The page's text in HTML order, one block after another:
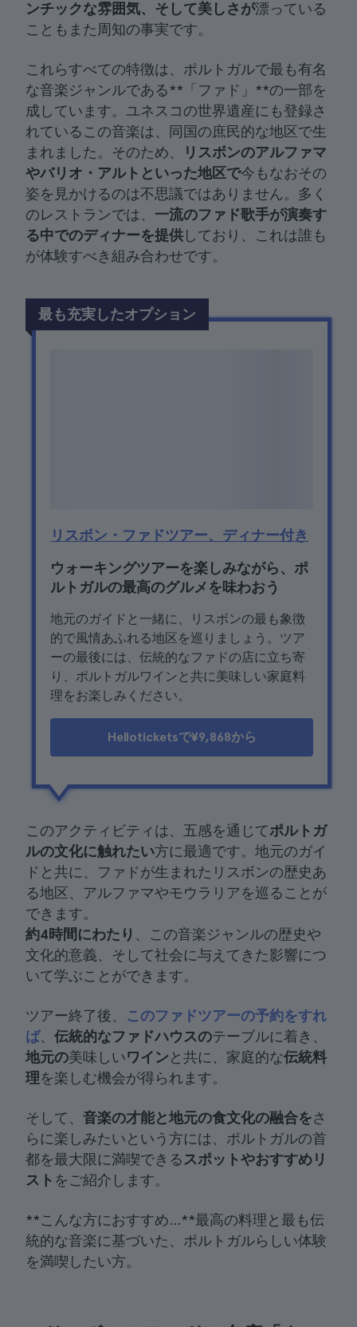
ンチックな雰囲気、そして美しさが漂っている
こともまた周知の事実です。
これらすべての特徴は、ポルトガルで最も有名
な音楽ジャンルである**「ファド」**の一部を
成しています。ユネスコの世界遺産にも登録さ
れているこの音楽は、同国の庶民的な地区で生
まれました。そのため、
リスボンのアルファマ
やバリオ・アルトといった地区で今もなおその
姿を見かけるのは不思議ではありません。多く
のレストランでは、 一流のファド歌手が演奏す
る中でのディナーを提供しており、これは誰も
が体験すべき組み合わせです。
最も充実したオプション
リスボン・ファドツアー、ディナー付き
ウォーキングツアーを楽しみながら、ポ
ルトガルの最高のグルメを味わおう
地元のガイドと一緒に、リスボンの最も象徴
的で風情あふれる地区を巡りましょう。ツア
ーの最後には、伝統的なファドの店に立ち寄
り、ポルトガルワインと共に美味しい家庭料
理をお楽しみください。
Helloticketsで¥9,868から
このアクティビティは、五感を通じてポルトガ
ルの文化に触れたい方に最適です。地元のガイ
ドと共に、ファドが生まれたリスボンの歴史あ
る地区、アルファマやモウラリアを巡ることが
できます。
約4時間にわたり
、この音楽ジャンルの歴史や
文化的意義、そして社会に与えてきた影響につ
いて学ぶことができます。
ツアー終了後、 このファドツアーの予約をすれ
ば、 伝統的なファドハウスのテーブルに着き、
地元の美味しいワインと共に、家庭的な伝統料
理を楽しむ機会が得られます。
そして、 音楽の才能と地元の食文化の融合をさ
らに楽しみたいという方には、ポルトガルの首
都を最大限に満喫できるスポットやおすすめリ
スト をご紹介します。
**こんな方におすすめ…**最高の料理と最も伝
統的な音楽に基づいた、ポルトガルらしい体験
を満喫したい方。